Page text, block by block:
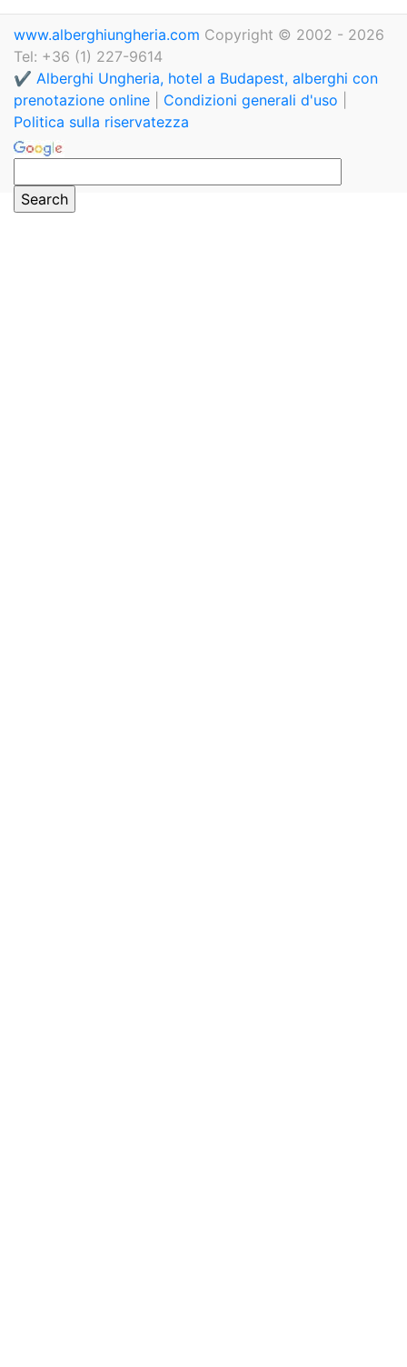
www.alberghiungheria.com Copyright © 2002 - 2026
Tel: +36 (1) 227-9614
✔️ Alberghi Ungheria, hotel a Budapest, alberghi con
prenotazione online
Condizioni generali d'uso
Politica sulla riservatezza